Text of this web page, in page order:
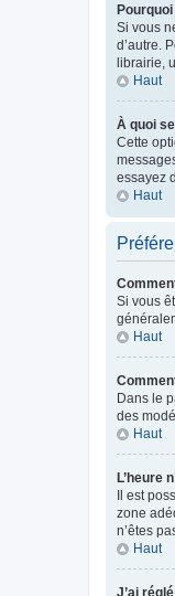
Si vous
d’autre.
librairie,
Haut
À quoi
Cette
essayez
Haut
Si vous
Haut
Dans le
des
Haut
L’heure
Il est
zone
n’êtes
Haut
J’ai